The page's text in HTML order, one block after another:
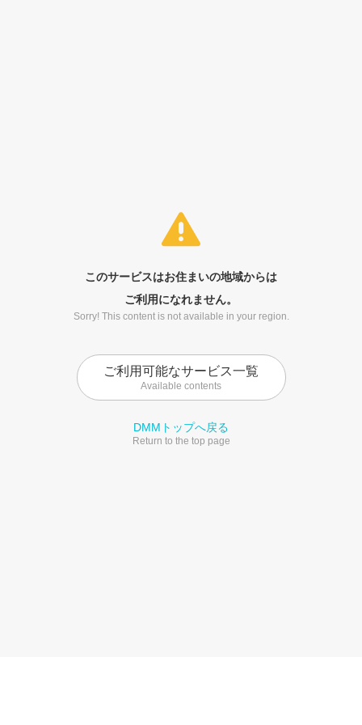
このサービスはお住まいの地域からは
ご利用になれません。
Sorry! This content is not available in your region.
ご利用可能なサービス一覧
Available contents
DMMトップへ戻る
Return to the top page